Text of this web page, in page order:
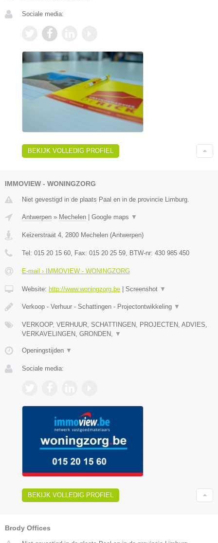
Sociale media:
BEKIJK VOLLEDIG PROFIEL
IMMOVIEW - WONINGZORG
Niet gevestigd in de plaats Paal en in de provincie Limburg.
Antwerpen » Mechelen | Google maps ▼
Keizerstraat 4 2800 Mechelen (Antwerpen)
Tel: 015 20 15 60 , Fax: 015 20 25 59 , BTW-nr: 430 985 450
E-mail › IMMOVIEW - WONINGZORG
Website: http://www.woningzorg.be | Screenshot ▼
Verkoop - Verhuur - Schattingen - Projectontwikkeling ▼
VERKOOP, VERHUUR, SCHATTINGEN, PROJECTEN, ADVIES,
VERKAVELINGEN, GRONDEN,
▼
Openingstijden ▼
Sociale media:
BEKIJK VOLLEDIG PROFIEL
Brody Offices